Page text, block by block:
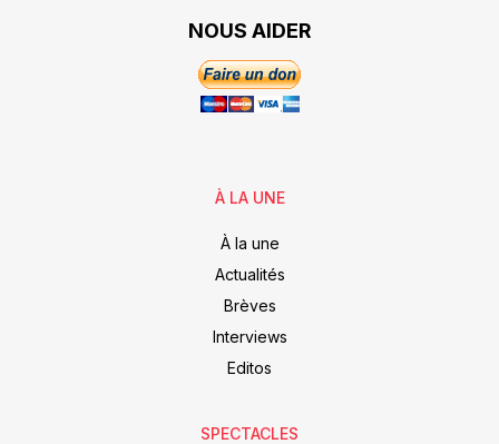
NOUS AIDER
À LA UNE
À la une
Actualités
Brèves
Interviews
Editos
SPECTACLES